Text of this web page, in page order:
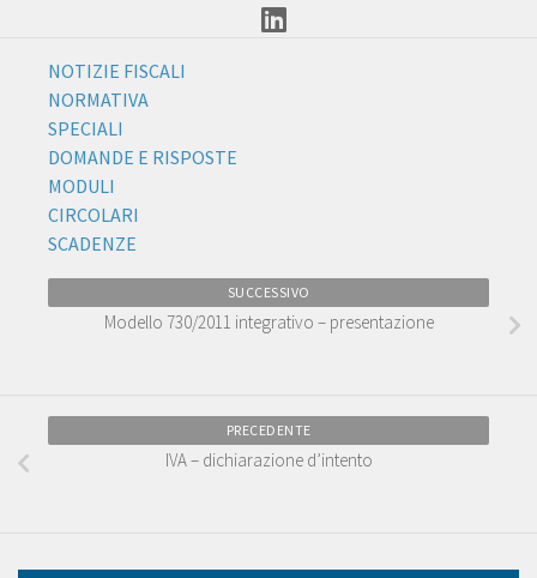
NOTIZIE FISCALI
NORMATIVA
SPECIALI
DOMANDE E RISPOSTE
MODULI
CIRCOLARI
SCADENZE
SUCCESSIVO
Modello 730/2011 integrativo – presentazione
PRECEDENTE
IVA – dichiarazione d’intento